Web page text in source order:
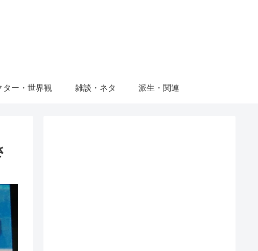
ター・世界観 雑談・ネタ 派生・関連